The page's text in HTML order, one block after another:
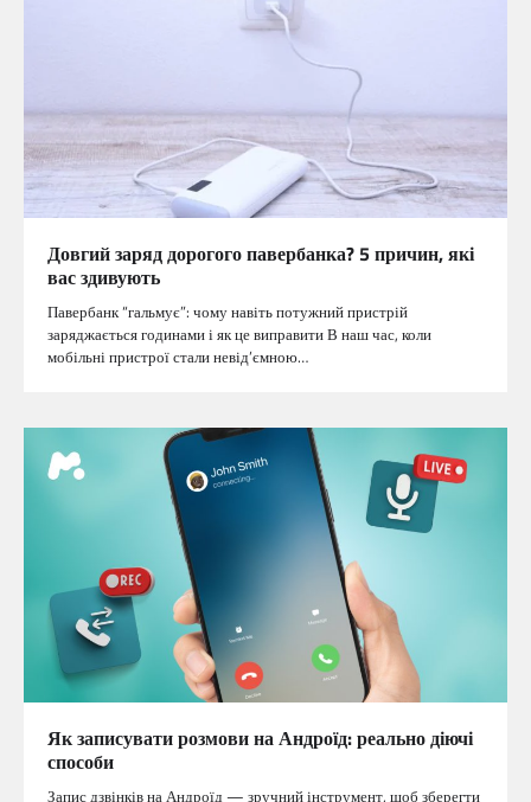
Довгий заряд дорогого павербанка? 5 причин, які
вас здивують
Павербанк “гальмує”: чому навіть потужний пристрій
заряджається годинами і як це виправити В наш час, коли
мобільні пристрої стали невід’ємною…
Як записувати розмови на Андроїд: реально діючі
способи
Запис дзвінків на Андроїд — зручний інструмент, щоб зберегти